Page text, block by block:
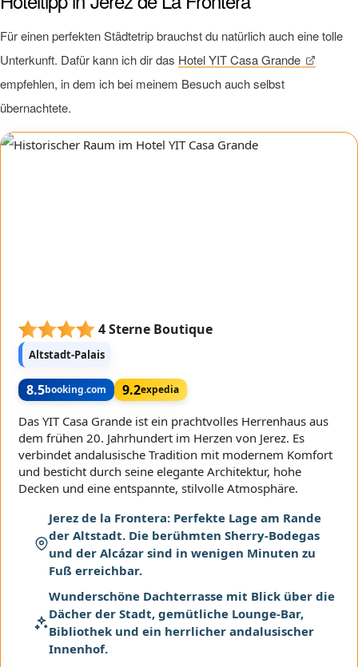
Für einen perfekten Städtetrip brauchst du natürlich auch eine tolle
Unterkunft. Dafür kann ich dir das Hotel YIT Casa Grande
empfehlen, in dem ich bei meinem Besuch auch selbst
übernachtete.
4 Sterne Boutique
Altstadt-Palais
8.5booking.com 9.2expedia
Das YIT Casa Grande ist ein prachtvolles Herrenhaus aus
dem frühen 20. Jahrhundert im Herzen von Jerez. Es
verbindet andalusische Tradition mit modernem Komfort
und besticht durch seine elegante Architektur, hohe
Decken und eine entspannte, stilvolle Atmosphäre.
Jerez de la Frontera: Perfekte Lage am Rande
der Altstadt. Die berühmten Sherry-Bodegas
und der Alcázar sind in wenigen Minuten zu
Fuß erreichbar.
Wunderschöne Dachterrasse mit Blick über die
Dächer der Stadt, gemütliche Lounge-Bar,
Bibliothek und ein herrlicher andalusischer
Innenhof.